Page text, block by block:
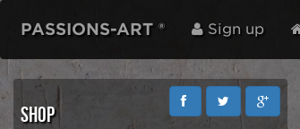
PASSIONS-ART ® Sign up
SHOP